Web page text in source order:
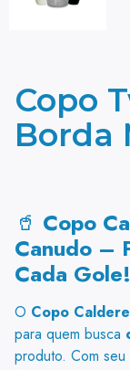
Copo
Borda
🥤 Copo
Canudo –
Cada Gole!
O Copo
para quem busca
produto. Com seu